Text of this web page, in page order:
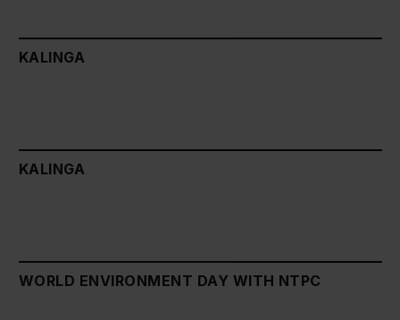
KALINGA
KALINGA
WORLD ENVIRONMENT DAY WITH NTPC